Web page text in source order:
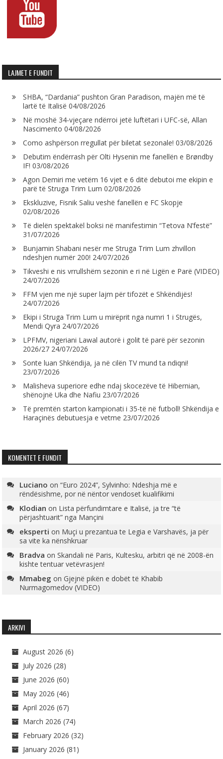
LAJMET E FUNDIT
SHBA, “Dardania” pushton Gran Paradison, majën më të
lartë të Italisë 04/08/2026
Në moshë 34-vjeçare ndërroi jetë luftëtari i UFC-së, Allan
Nascimento 04/08/2026
Como ashpërson rregullat për biletat sezonale! 03/08/2026
Debutim ëndërrash për Olti Hysenin me fanellën e Brøndby
IF! 03/08/2026
Agon Demiri me vetëm 16 vjet e 6 ditë debutoi me ekipin e
parë të Struga Trim Lum 02/08/2026
Ekskluzive, Fisnik Saliu veshë fanellën e FC Skopje
02/08/2026
Të dielën spektakël boksi në manifestimin “Tetova N’festë”
31/07/2026
Bunjamin Shabani nesër me Struga Trim Lum zhvillon
ndeshjen numër 200! 24/07/2026
Tikveshi e nis vrrullshëm sezonin e ri në Ligën e Parë (VIDEO)
24/07/2026
FFM vjen me një super lajm për tifozët e Shkëndijës!
24/07/2026
Ekipi i Struga Trim Lum u mirëprit nga numri 1 i Strugës,
Mendi Qyra 24/07/2026
LPFMV, nigeriani Lawal autorë i golit të parë për sezonin
2026/27 24/07/2026
Sonte luan Shkëndija, ja në cilën TV mund ta ndiqni!
23/07/2026
Malisheva superiore edhe ndaj skocezëve të Hibernian,
shënojnë Uka dhe Nafiu 23/07/2026
Të premtën starton kampionati i 35-të në futboll! Shkëndija e
Haraçinës debutuesja e vetme 23/07/2026
KOMENTET E FUNDIT
Luciano on“Euro 2024”, Sylvinho: Ndeshja më e
rëndësishme, por në nëntor vendoset kualifikimi
Klodian on Lista përfundimtare e Italisë, ja tre “të
përjashtuarit” nga Mançini
eksperti on Muçi u prezantua te Legia e Varshavës, ja për
sa vite ka nënshkruar
Bradva onSkandali në Paris, Kultesku, arbitri që në 2008-ën
kishte tentuar vetëvrasjen!
Mmabeg onGjejnë pikën e dobët të Khabib
Nurmagomedov (VIDEO)
ARKIVI
August 2026 (6)
July 2026 (28)
June 2026 (60)
May 2026 (46)
April 2026 (67)
March 2026 (74)
February 2026 (32)
January 2026 (81)